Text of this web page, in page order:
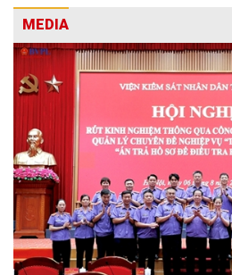
MEDIA